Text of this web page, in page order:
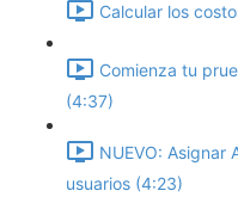
Calcular los
Comienza tu
(4:37)
NUEVO: Asignar
usuarios (4:23)